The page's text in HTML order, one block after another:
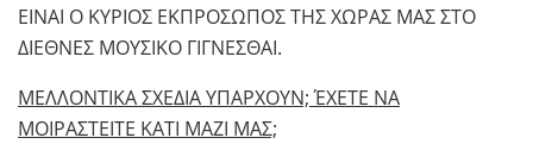
ΕΙΝΑΙ Ο ΚΥΡΙΟΣ ΕΚΠΡΟΣΩΠΟΣ ΤΗΣ ΧΩΡΑΣ ΜΑΣ ΣΤΟ
ΔΙΕΘΝΕΣ ΜΟΥΣΙΚΟ ΓΙΓΝΕΣΘΑΙ.
ΜΕΛΛΟΝΤΙΚΑ ΣΧΕΔΙΑ ΥΠΑΡΧΟΥΝ; ΈΧΕΤΕ ΝΑ
ΜΟΙΡΑΣΤΕΙΤΕ ΚΑΤΙ ΜΑΖΙ ΜΑΣ;